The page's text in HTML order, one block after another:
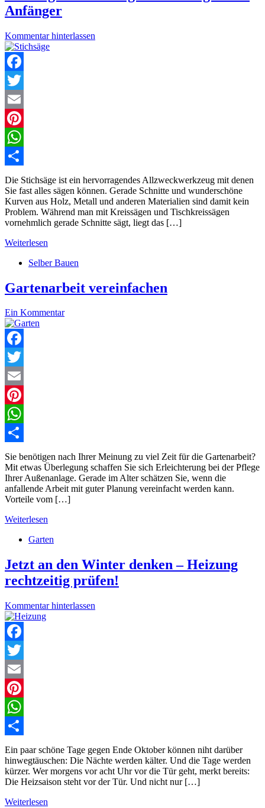
Anfänger
Kommentar hinterlassen
Facebook
Twitter
Email
Pinterest
WhatsApp
Teilen
Die Stichsäge ist ein hervorragendes Allzweckwerkzeug mit denen
Sie fast alles sägen können. Gerade Schnitte und wunderschöne
Kurven aus Holz, Metall und anderen Materialien sind damit kein
Problem. Während man mit Kreissägen und Tischkreissägen
vornehmlich gerade Schnitte sägt, liegt das […]
Weiterlesen
Selber Bauen
Gartenarbeit vereinfachen
Ein Kommentar
Facebook
Twitter
Email
Pinterest
WhatsApp
Teilen
Sie benötigen nach Ihrer Meinung zu viel Zeit für die Gartenarbeit?
Mit etwas Überlegung schaffen Sie sich Erleichterung bei der Pflege
Ihrer Außenanlage. Gerade im Alter schätzen Sie, wenn die
anfallende Arbeit mit guter Planung vereinfacht werden kann.
Vorteile vom […]
Weiterlesen
Garten
Jetzt an den Winter denken – Heizung
rechtzeitig prüfen!
Kommentar hinterlassen
Facebook
Twitter
Email
Pinterest
WhatsApp
Teilen
Ein paar schöne Tage gegen Ende Oktober können niht darüber
hinwegtäuschen: Die Nächte werden kälter. Und die Tage werden
kürzer. Wer morgens vor acht Uhr vor die Tür geht, merkt bereits:
Die Heizsaison steht vor der Tür. Und nicht nur […]
Weiterlesen